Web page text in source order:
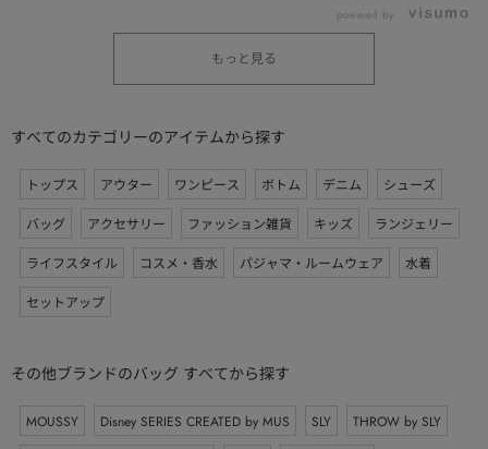
powered by
もっと見る
すべてのカテゴリーのアイテムから探す
トップス アウター ワンピース ボトム デニム
シューズ
バッグ
アクセサリー ファッション雑貨 キッズ
ランジェリー
ライフスタイル
コスメ・香水 パジャマ・ルームウェア
水着
セットアップ
その他ブランドのバッグ すべてから探す
MOUSSY Disney SERIES CREATED by MUS SLY
THROW by SLY